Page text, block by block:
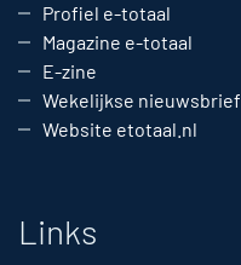
Profiel e-totaal
Magazine e-totaal
E-zine
Wekelijkse nieuwsbrief
Website etotaal.nl
Links